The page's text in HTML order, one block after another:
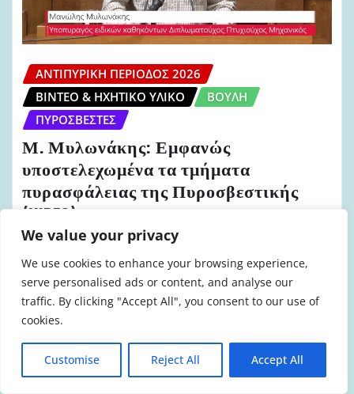
We value your privacy
We use cookies to enhance your browsing experience,
serve personalised ads or content, and analyse our
traffic. By clicking "Accept All", you consent to our use of
cookies.
Customise Reject All Accept All
ΑΝΤΙΠΥΡΙΚΉ ΠΕΡΊΟΔΟΣ 2026
ΒΊΝΤΕΟ & ΗΧΗΤΙΚΌ ΥΛΙΚΌ
ΒΟΥΛΉ
ΠΥΡΟΣΒΈΣΤΕΣ
Μ. Μυλωνάκης: Εμφανώς
υποστελεχωμένα τα τμήματα
πυρασφάλειας της Πυροσβεστικής
(VIDEO)
Απρ 29, 2026